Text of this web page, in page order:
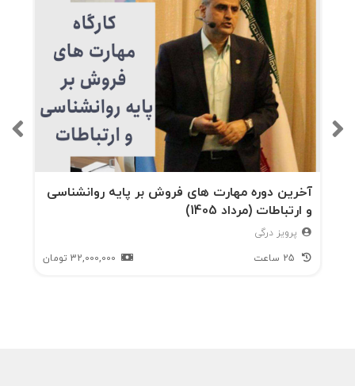
آخرین دوره مهارت های فروش بر پایه روانشناسی
و ارتباطات (مرداد 1405)
پرویز درگی
32,000,000 تومان